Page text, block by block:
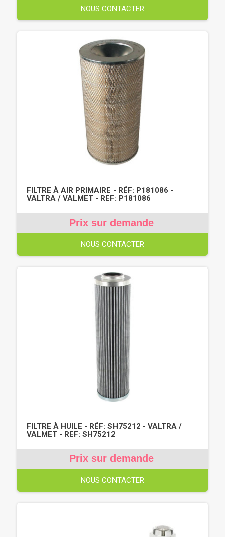
NOUS CONTACTER
FILTRE À AIR PRIMAIRE - RÉF: P181086 -
VALTRA / VALMET - REF: P181086
Prix sur demande
NOUS CONTACTER
FILTRE À HUILE - RÉF: SH75212 - VALTRA /
VALMET - REF: SH75212
Prix sur demande
NOUS CONTACTER